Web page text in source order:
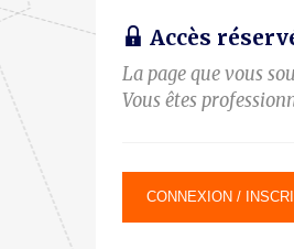
Accès
La page que vous
Vous êtes
CONNEXION /